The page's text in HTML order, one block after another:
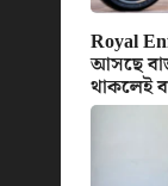
Royal
আসছে
থাকলেই